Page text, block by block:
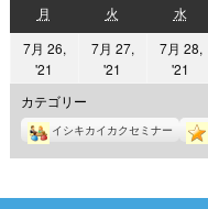
月
曜
日
火
曜
日
水水
曜
日
7月 26,
'21
年
7
月
26
7月 27,
'21
7
月
27
7月 28,
'21
7
月
28
カテゴリー
イシキカイカクセミナー